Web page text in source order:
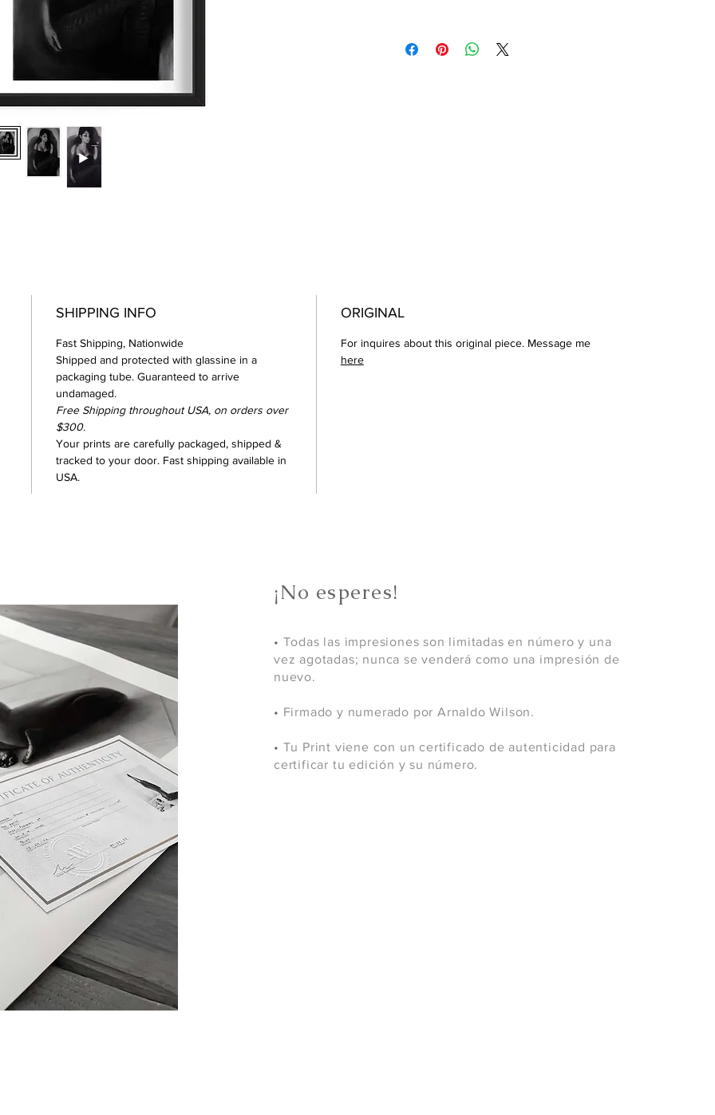
SHIPPING INFO
Fast Shipping, Nationwide
Shipped and protected with glassine in a
packaging tube. Guaranteed to arrive
undamaged.
Free Shipping throughout USA, on orders over
$300.
Your prints are carefully packaged, shipped &
tracked to your door. Fast shipping available in
USA.
ORIGINAL
For inquires about this original piece. Message me
here
¡No esperes!
• Todas las impresiones son limitadas en número y una
vez agotadas; nunca se venderá como una impresión de
nuevo.
• Firmado y numerado por Arnaldo Wilson.
• Tu Print viene con un certificado de autenticidad para
certificar tu edición y su número.